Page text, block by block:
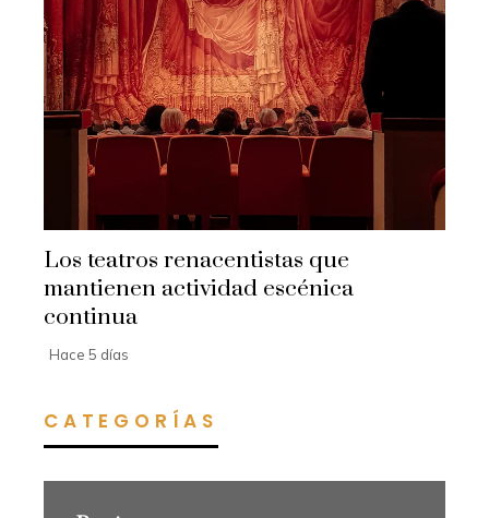
Los teatros renacentistas que
mantienen actividad escénica
continua
Hace 5 días
CATEGORÍAS